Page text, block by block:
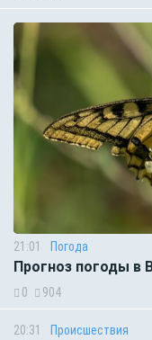
21:01 Погода
Прогноз погоды в
0 904
20:31 Происшествия